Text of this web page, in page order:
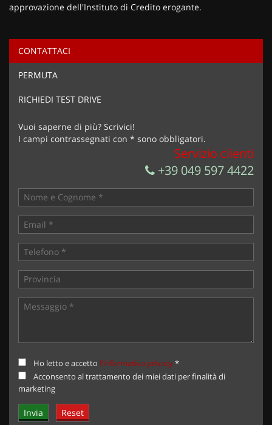
Ho letto e accettol'informativa privacy*
Acconsento al trattamento dei miei dati per finalità di
Invia la tua richiesta
approvazione dell'Instituto di Credito erogante.
CONTATTACI
PERMUTA
RICHIEDI TEST DRIVE
Vuoi saperne di più? Scrivici!
I campi contrassegnati con * sono obbligatori.
Servizio clienti
+39 049 597 4422
Ho letto e accetto l'informativa privacy*
Acconsento al trattamento dei miei dati per finalità di
marketing